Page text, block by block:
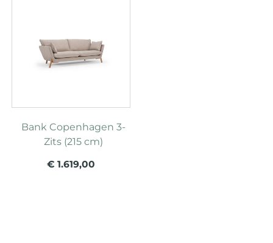
Bank Copenhagen 3-
Zits (215 cm)
€ 1.619,00